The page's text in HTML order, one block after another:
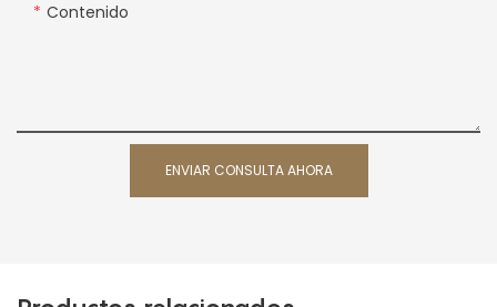
Contenido
ENVIAR CONSULTA AHORA